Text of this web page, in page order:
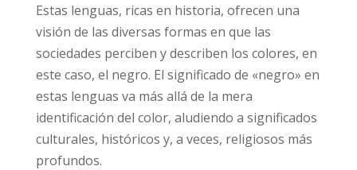
Estas lenguas, ricas en historia, ofrecen una
visión de las diversas formas en que las
sociedades perciben y describen los colores, en
este caso, el negro. El significado de «negro» en
estas lenguas va más allá de la mera
identificación del color, aludiendo a significados
culturales, históricos y, a veces, religiosos más
profundos.